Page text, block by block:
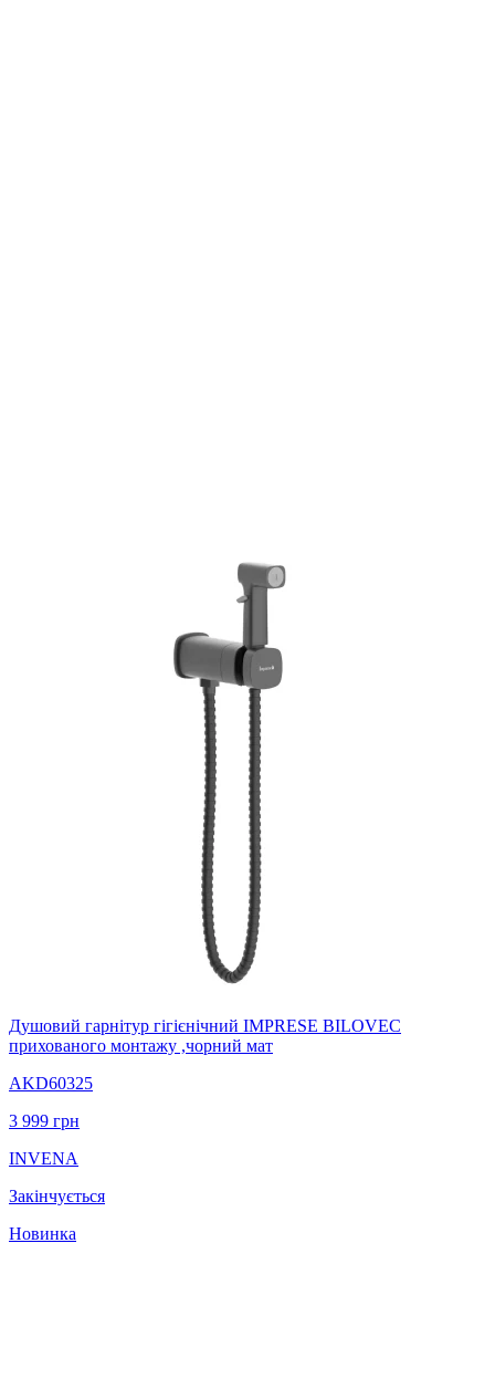
Душовий гарнітур гігієнічний IMPRESE BILOVEC
прихованого монтажу ,чорний мат
AKD60325
3 999 грн
INVENA
Закінчується
Новинка